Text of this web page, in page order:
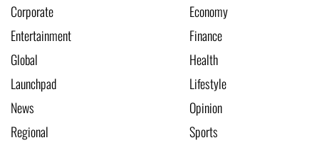
Corporate
Economy
Entertainment
Finance
Global
Health
Launchpad
Lifestyle
News
Opinion
Regional
Sports